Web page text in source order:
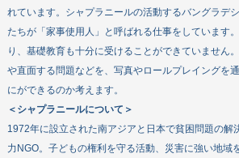
れています。シャプラニールの活動するバングラデ
たちが「家事使用人」と呼ばれる仕事をしています
り、基礎教育も十分に受けることができていません
や直面する問題などを、写真やロールプレイングを
にができるのか考えます。
＜シャプラニールについて＞
1972年に設立された南アジアと日本で貧困問題の解
力NGO。子どもの権利を守る活動、災害に強い地域